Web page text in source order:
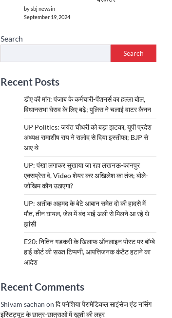
by sbj newsin
September 19, 2024
Search
Search
Recent Posts
डीए की मांग: पंजाब के कर्मचारी-पेंशनर्स का हल्ला बोल,
विधानसभा घेराव के लिए बढ़े; पुलिस ने चलाई वाटर कैनन
UP Politics: जयंत चौधरी को बड़ा झटका, यूपी प्रदेश
अध्यक्ष रामाशीष राय ने रालोद से दिया इस्तीफा; BJP से
आए थे
UP: पंखा लगाकर सुखाया जा रहा लखनऊ-कानपुर
एक्सप्रेस वे, Video शेयर कर अखिलेश का तंज; बोले-
जोखिम कौन उठाएगा?
UP: अतीक अहमद के बेटे आबान समेत दो की हादसे में
मौत, तीन घायल, जेल में बंद भाई अली से मिलने आ रहे थे
झांसी
E20: नितिन गडकरी के खिलाफ ऑनलाइन पोस्ट पर बॉम्बे
हाई कोर्ट की सख्त टिप्पणी, आपत्तिजनक कंटेंट हटाने का
आदेश
Recent Comments
Shivam sachan on दि पनेशिया पैरामेडिकल साइंसेज एंड नर्सिंग
इंस्टिट्यूट के छात्र-छात्राओं में खुशी की लहर